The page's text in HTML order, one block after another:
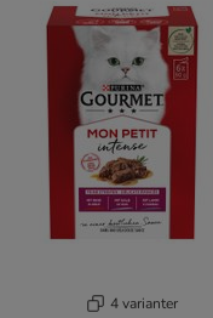
4 varianter